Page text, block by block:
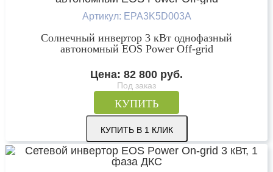
Артикул: EPA3K5D003A
Солнечный инвертор 3 кВт однофазный
автономный EOS Power Off-grid
Цена: 82 800 руб.
Под заказ
КУПИТЬ
КУПИТЬ В 1 КЛИК